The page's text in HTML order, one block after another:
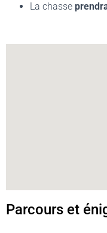
La chasse
Parcours et